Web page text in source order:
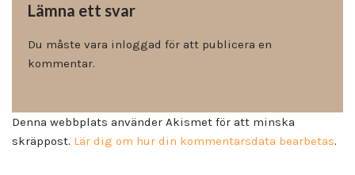
Lämna ett svar
Du måste vara inloggad för att publicera en
kommentar.
Denna webbplats använder Akismet för att minska
skräppost. Lär dig om hur din kommentarsdata bearbetas.